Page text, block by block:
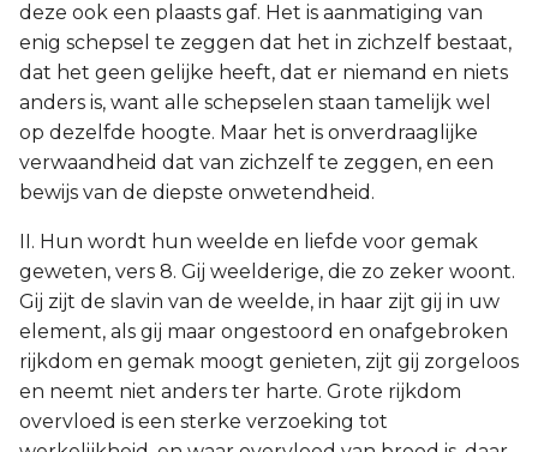
deze ook een plaasts gaf. Het is aanmatiging van
enig schepsel te zeggen dat het in zichzelf bestaat,
dat het geen gelijke heeft, dat er niemand en niets
anders is, want alle schepselen staan tamelijk wel
op dezelfde hoogte. Maar het is onverdraaglijke
verwaandheid dat van zichzelf te zeggen, en een
bewijs van de diepste onwetendheid.
II. Hun wordt hun weelde en liefde voor gemak
geweten, vers 8. Gij weelderige, die zo zeker woont.
Gij zijt de slavin van de weelde, in haar zijt gij in uw
element, als gij maar ongestoord en onafgebroken
rijkdom en gemak moogt genieten, zijt gij zorgeloos
en neemt niet anders ter harte. Grote rijkdom
overvloed is een sterke verzoeking tot